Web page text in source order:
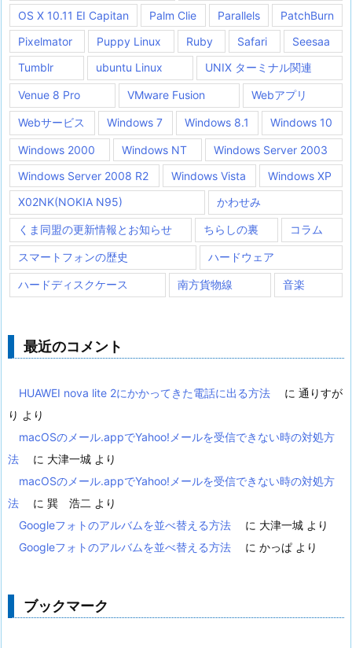
OS X 10.11 EI Capitan
Palm Clie Parallels
PatchBurn
Pixelmator
Puppy Linux Ruby Safari
Seesaa
Tumblr
ubuntu Linux UNIX ターミナル関連
Venue 8 Pro VMware Fusion Webアプリ
Webサービス Windows 7 Windows 8.1 Windows 10
Windows 2000 Windows NT
Windows Server 2003
Windows Server 2008 R2
Windows Vista
Windows XP
X02NK(NOKIA N95)
かわせみ
くま同盟の更新情報とお知らせ ちらしの裏 コラム
スマートフォンの歴史 ハードウェア
ハードディスクケース 南方貨物線 音楽
最近のコメント
HUAWEI nova lite 2にかかってきた電話に出る方法 に 通りすが
り より
macOSのメール.appでYahoo!メールを受信できない時の対処方
法
に 大津一城 より
macOSのメール.appでYahoo!メールを受信できない時の対処方
法
に 巽 浩二 より
Googleフォトのアルバムを並べ替える方法
に 大津一城 より
Googleフォトのアルバムを並べ替える方法
に かっぱ より
ブックマーク